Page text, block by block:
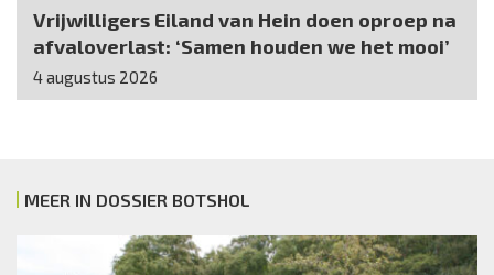
Vrijwilligers Eiland van Hein doen oproep na
afvaloverlast: ‘Samen houden we het mooi’
4 augustus 2026
MEER IN DOSSIER BOTSHOL